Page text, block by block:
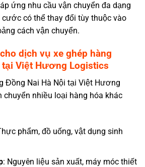
ứng nhu cầu vận chuyển đa dạng
cước có thể thay đổi tùy thuộc vào
cách vận chuyển.
dịch vụ xe ghép hàng
Việt Hương Logistics
Đồng Nai Hà Nội tại Việt Hương
chuyển nhiều loại hàng hóa khác
phẩm, đồ uống, vật dụng sinh
: Nguyên liệu sản xuất, máy móc thiết